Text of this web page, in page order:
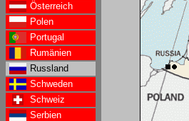
Österreich
Polen
Portugal
Rumänien
Russland
Schweden
Schweiz
Serbien